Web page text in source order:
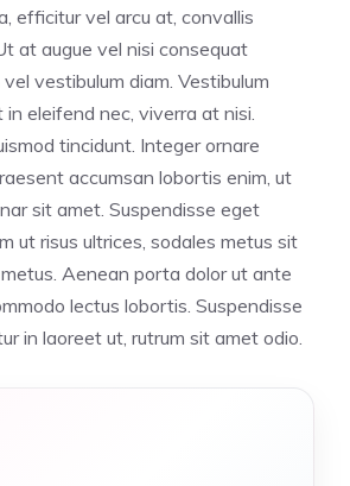
efficitur vel arcu at, convallis
at augue vel nisi consequat
vestibulum diam. Vestibulum
in eleifend nec, viverra at nisi.
tincidunt. Integer ornare
accumsan lobortis enim, ut
sit amet. Suspendisse eget
ut risus ultrices, sodales metus sit
Aenean porta dolor ut ante
lectus lobortis. Suspendisse
in laoreet ut, rutrum sit amet odio.